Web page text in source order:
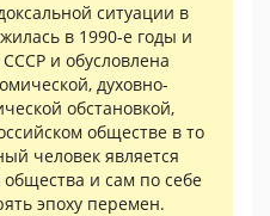
ситуации в
в 1990-е годы и
и обусловлена
духовно-
обстановкой,
обществе в то
человек является
и сам по себе
эпоху перемен.